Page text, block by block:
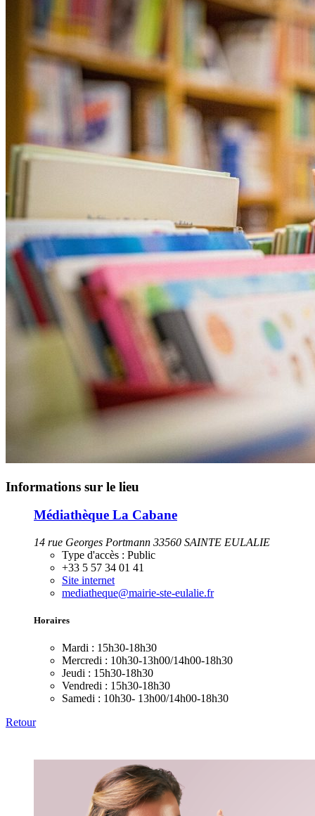
Informations sur le lieu
Médiathèque La Cabane
14 rue Georges Portmann 33560 SAINTE EULALIE
Type d'accès : Public
+33 5 57 34 01 41
Site internet
mediatheque@mairie-ste-eulalie.fr
Horaires
Mardi : 15h30-18h30
Mercredi : 10h30-13h00/14h00-18h30
Jeudi : 15h30-18h30
Vendredi : 15h30-18h30
Samedi : 10h30- 13h00/14h00-18h30
Retour